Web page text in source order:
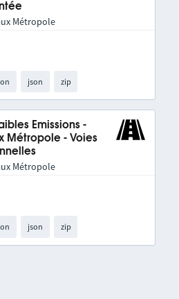
Métropole
json zip
Emissions -
Métropole - Voies
Métropole
json zip